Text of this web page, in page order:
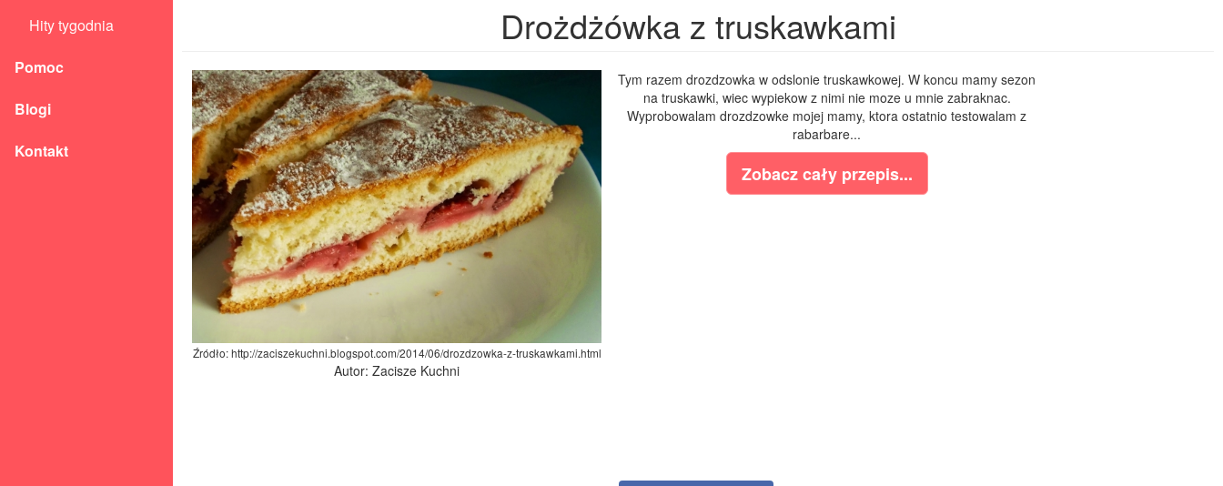
Hity tygodnia
Pomoc
Blogi
Kontakt
Drożdżówka z truskawkami
Źródło: http://zaciszekuchni.blogspot.com/2014/06/drozdzowka-z-truskawkami.html
Autor: Zacisze Kuchni
Tym razem drozdzowka w odslonie truskawkowej. W koncu mamy sezon
na truskawki, wiec wypiekow z nimi nie moze u mnie zabraknac.
Wyprobowalam drozdzowke mojej mamy, ktora ostatnio testowalam z
rabarbare...
Zobacz cały przepis...